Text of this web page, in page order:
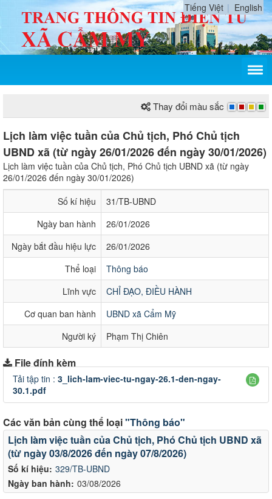
Tiếng Việt English
Thay đổi màu sắc
Lịch làm việc tuần của Chủ tịch, Phó Chủ tịch
UBND xã (từ ngày 26/01/2026 đến ngày 30/01/2026)
Lịch làm việc tuần của Chủ tịch, Phó Chủ tịch UBND xã (từ ngày
26/01/2026 đến ngày 30/01/2026)
Số kí hiệu
31/TB-UBND
Ngày ban hành
26/01/2026
Ngày bắt đầu hiệu lực
26/01/2026
Thể loại
Thông báo
Lĩnh vực
CHỈ ĐẠO, ĐIỀU HÀNH
Cơ quan ban hành
UBND xã Cẩm Mỹ
Người ký
Phạm Thị Chiên
File đính kèm
Tải tập tin : 3_lich-lam-viec-tu-ngay-26.1-den-ngay-
30.1.pdf
Các văn bản cùng thể loại"Thông báo"
Số kí hiệu: 329/TB-UBND
Ngày ban hành: 03/08/2026
Lịch làm việc tuần của Chủ tịch, Phó Chủ tịch UBND xã
(từ ngày 03/8/2026 đến ngày 07/8/2026)